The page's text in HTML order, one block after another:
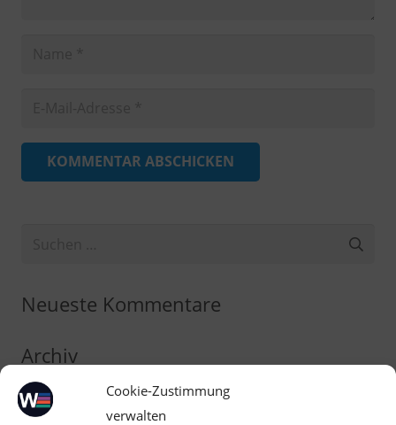
Cookie-Zustimmung
verwalten
KOMMENTAR ABSCHICKEN
Neueste Kommentare
Archiv
Kategorien